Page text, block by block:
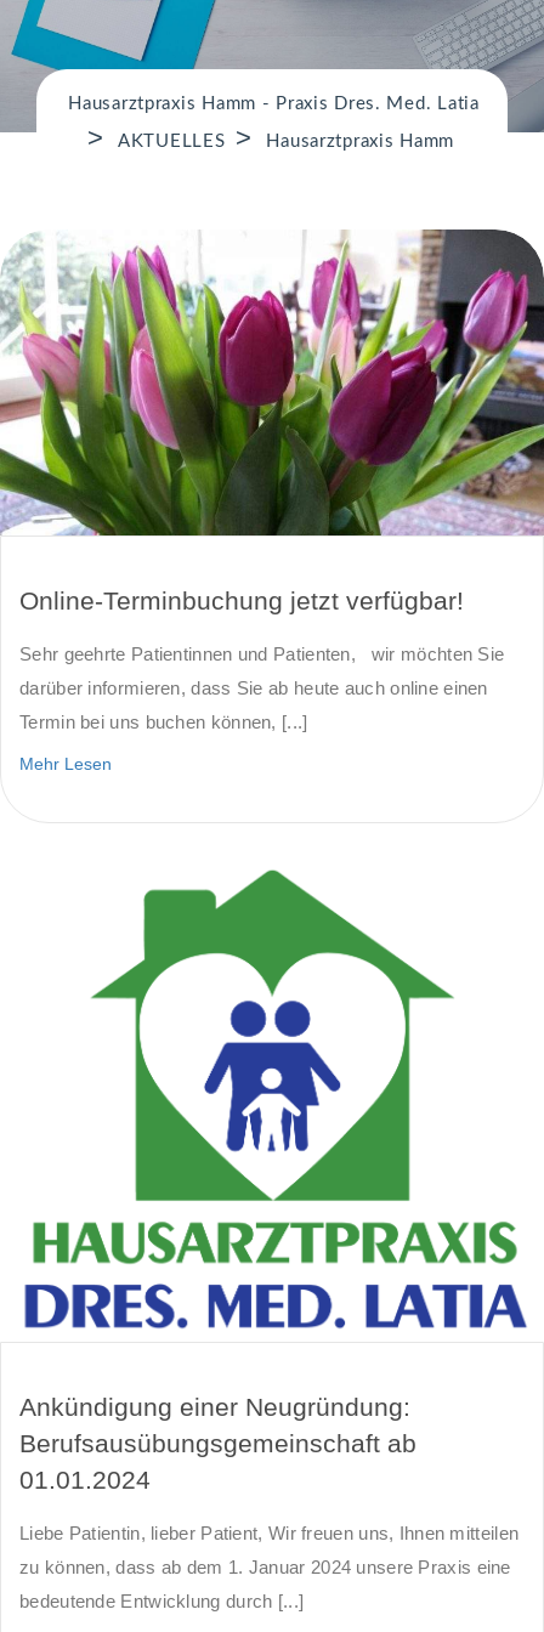
Hausarztpraxis Hamm - Praxis Dres. Med. Latia
> AKTUELLES > Hausarztpraxis Hamm
Online-Terminbuchung jetzt verfügbar!
Sehr geehrte Patientinnen und Patienten, wir möchten Sie
darüber informieren, dass Sie ab heute auch online einen
Termin bei uns buchen können, [...]
Mehr Lesen
Ankündigung einer Neugründung:
Berufsausübungsgemeinschaft ab
01.01.2024
Liebe Patientin, lieber Patient, Wir freuen uns, Ihnen mitteilen
zu können, dass ab dem 1. Januar 2024 unsere Praxis eine
bedeutende Entwicklung durch [...]